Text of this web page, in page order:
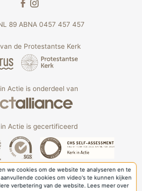
we cookies om de website te analyseren en te
cookies om video's te kunnen kijken
verbetering van de website. Lees meer over
89 ABNA 0457 457 457
de Protestantse Kerk
Actie is onderdeel van
in Actie is gecertificeerd